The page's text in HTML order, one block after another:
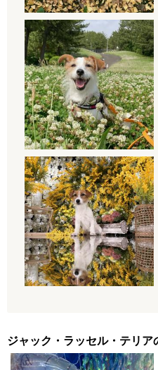
ジャック・ラッセル・テリア